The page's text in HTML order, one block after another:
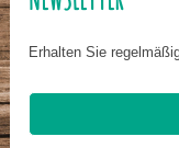
Erhalten Sie